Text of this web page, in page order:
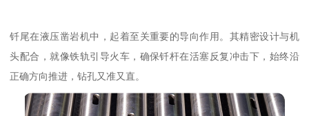
钎尾在液压凿岩机中，起着至关重要的导向作用。其精密设计与机
头配合，就像铁轨引导火车，确保钎杆在活塞反复冲击下，始终沿
正确方向推进，钻孔又准又直。